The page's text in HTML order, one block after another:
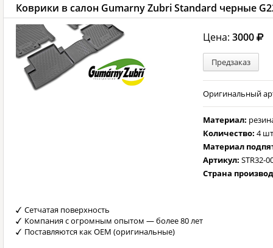
Коврики в салон Gumarny Zubri Standard черные
Цена:3000
Предзаказ
Оригинальный
Материал:
Количество:4
Материал
Артикул:STR32-
Страна
Сетчатая поверхность
Компания с огромным опытом — более 80 лет
Поставляются как OEM (оригинальные)